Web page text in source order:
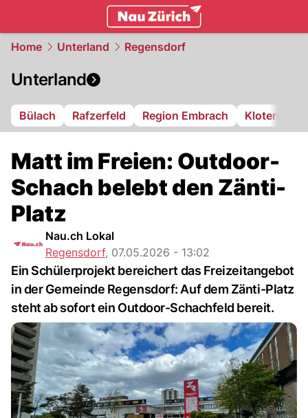
Home Unterland Regensdorf
Unterland
Bülach Rafzerfeld Region Embrach Kloten
Matt im Freien: Outdoor-
Schach belebt den Zänti-
Platz
Nau.ch Lokal
Regensdorf, 07.05.2026 - 13:02
Ein Schülerprojekt bereichert das Freizeitangebot
in der Gemeinde Regensdorf: Auf dem Zänti-Platz
steht ab sofort ein Outdoor-Schachfeld bereit.